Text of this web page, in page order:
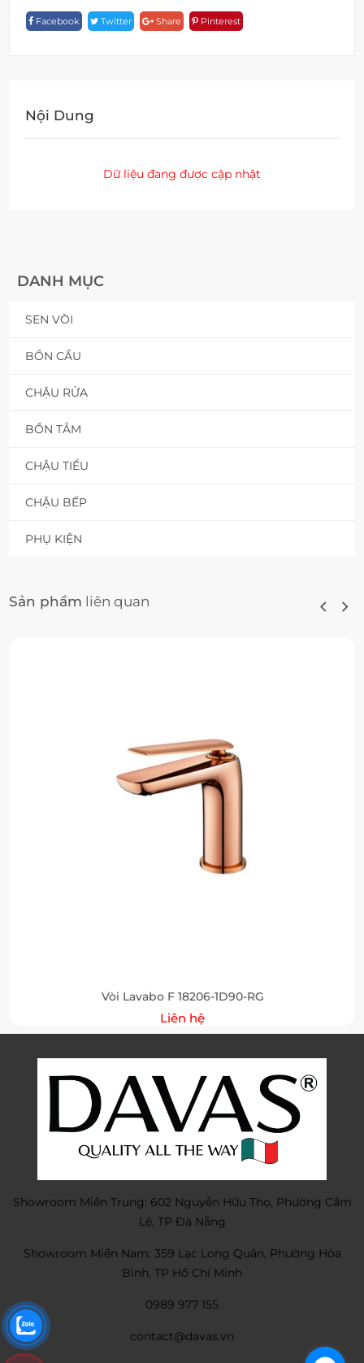
DANH MỤC
SEN VÒI
BỒN CẦU
CHẬU RỬA
BỒN TẮM
CHẬU TIỂU
CHẬU BẾP
PHỤ KIỆN
1D90-
RGFacebook Twitter Share Pinterest
Nội Dung
Dữ liệu đang được cập nhật
Sản phẩm liên quan
Vòi Lavabo F 18206-1D90-RG
Liên hệ
Showroom Miền Trung: 602 Nguyễn Hữu Thọ, Phường Cẩm
Lệ, TP Đà Nẵng
Showroom Miền Nam: 359 Lạc Long Quân, Phường Hòa
Bình, TP Hồ Chí Minh
0989 977 155
contact@davas.vn